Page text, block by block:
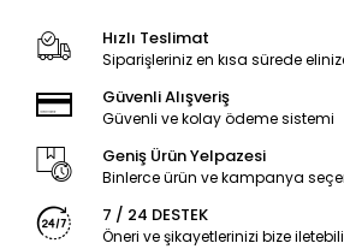
Hızlı Teslimat
Siparişleriniz en kısa sürede
Güvenli Alışveriş
Güvenli ve kolay ödeme sistemi
Geniş Ürün Yelpazesi
Binlerce ürün ve kampanya
7 / 24 DESTEK
Öneri ve şikayetlerinizi bize